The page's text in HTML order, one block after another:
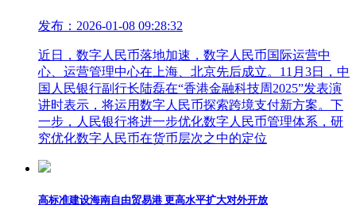
发布：2026-01-08 09:28:32
近日，数字人民币落地加速，数字人民币国际运营中
心、运营管理中心在上海、北京先后成立。11月3日，中
国人民银行副行长陆磊在“香港金融科技周2025”发表演
讲时表示，将运用数字人民币探索跨境支付新方案。下
一步，人民银行将进一步优化数字人民币管理体系，研
究优化数字人民币在货币层次之中的定位
高标准建设海南自由贸易港 更高水平扩大对外开放